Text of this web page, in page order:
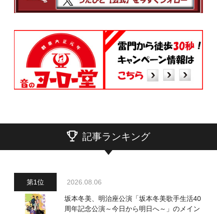
記事ランキング
2026.08.06
坂本冬美、明治座公演「坂本冬美歌手生活40
周年記念公演～今日から明日へ～」のメイン